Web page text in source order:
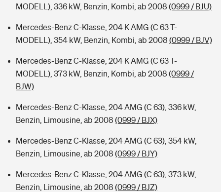
MODELL), 336 kW, Benzin, Kombi, ab 2008 (0999 / BJU)
Mercedes-Benz C-Klasse, 204 K AMG (C 63 T-
MODELL), 354 kW, Benzin, Kombi, ab 2008 (0999 / BJV)
Mercedes-Benz C-Klasse, 204 K AMG (C 63 T-
MODELL), 373 kW, Benzin, Kombi, ab 2008 (0999 /
BJW)
Mercedes-Benz C-Klasse, 204 AMG (C 63), 336 kW,
Benzin, Limousine, ab 2008 (0999 / BJX)
Mercedes-Benz C-Klasse, 204 AMG (C 63), 354 kW,
Benzin, Limousine, ab 2008 (0999 / BJY)
Mercedes-Benz C-Klasse, 204 AMG (C 63), 373 kW,
Benzin, Limousine, ab 2008 (0999 / BJZ)